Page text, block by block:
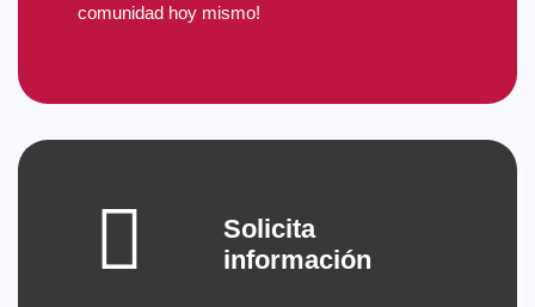
comunidad hoy mismo!
Solicita
información